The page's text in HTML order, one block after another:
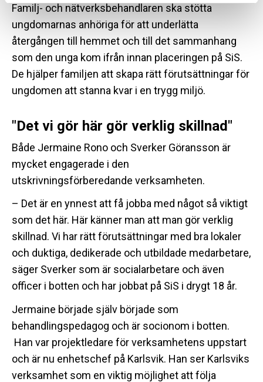
Familj- och nätverksbehandlaren ska stötta
ungdomarnas anhöriga för att underlätta
återgången till hemmet och till det sammanhang
som den unga kom ifrån innan placeringen på SiS.
De hjälper familjen att skapa rätt förutsättningar för
ungdomen att stanna kvar i en trygg miljö.
"Det vi gör här gör verklig skillnad"
Både Jermaine Rono och Sverker Göransson är
mycket engagerade i den
utskrivningsförberedande verksamheten.
– Det är en ynnest att få jobba med något så viktigt
som det här. Här känner man att man gör verklig
skillnad. Vi har rätt förutsättningar med bra lokaler
och duktiga, dedikerade och utbildade medarbetare,
säger Sverker som är socialarbetare och även
officer i botten och har jobbat på SiS i drygt 18 år.
Jermaine började själv började som
behandlingspedagog och är socionom i botten.
Han var projektledare för verksamhetens uppstart
och är nu enhetschef på Karlsvik. Han ser Karlsviks
verksamhet som en viktig möjlighet att följa